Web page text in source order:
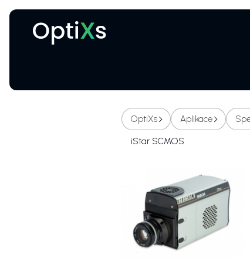
OptiXs Aplikace
iStar SCMOS